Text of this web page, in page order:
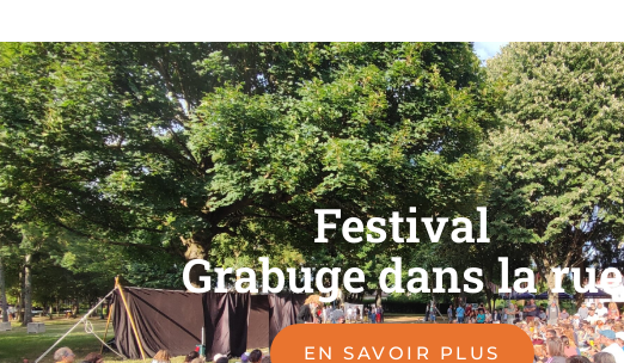
Festival
Grabuge dans la rue
EN SAVOIR PLUS